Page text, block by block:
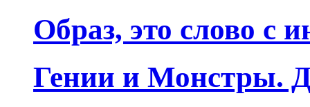
Образ, это слово с
Гении и Монстры.